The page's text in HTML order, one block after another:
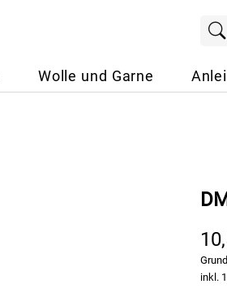
Wolle und Garne
inkl.